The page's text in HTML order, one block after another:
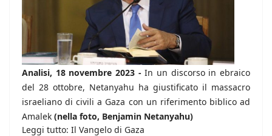
Analisi, 18 novembre 2023 -In un discorso in ebraico
del 28 ottobre, Netanyahu ha giustificato il massacro
israeliano di civili a Gaza con un riferimento biblico ad
Amalek (nella foto, Benjamin Netanyahu)
Leggi tutto: Il Vangelo di Gaza